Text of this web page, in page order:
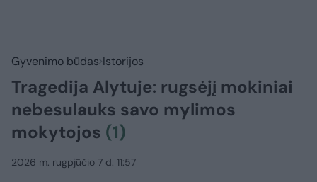
Gyvenimo būdas Istorijos
Tragedija Alytuje: rugsėjį mokiniai
nebesulauks savo mylimos
mokytojos (1)
2026 m. rugpjūčio 7 d. 11:57